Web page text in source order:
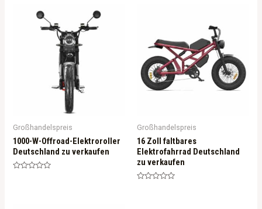
Großhandelspreis
1000-W-Offroad-Elektroroller
Deutschland zu verkaufen
Großhandelspreis
16 Zoll faltbares
Elektrofahrrad Deutschland
zu verkaufen